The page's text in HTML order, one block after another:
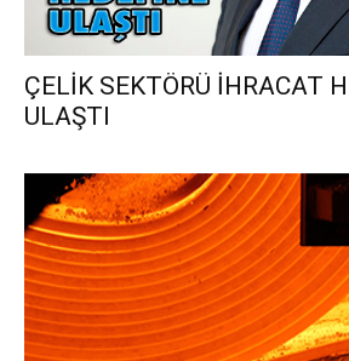
ÇELİK SEKTÖRÜ İHRACAT
ULAŞTI